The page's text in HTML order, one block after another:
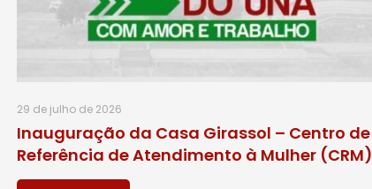
29 de julho de 2026
Inauguração da Casa Girassol – Centro de
Referência de Atendimento à Mulher (CRM)